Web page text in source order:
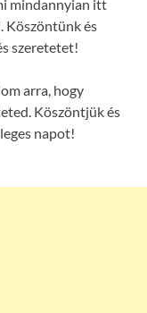
mindannyian itt
Köszöntünk és
szeretetet!
arra, hogy
Köszöntjük és
napot!